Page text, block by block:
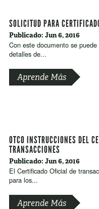
SOLICITUD PARA
Publicado: Jun 6, 2016
Con este documento se
detalles de...
Aprende Más
OTCO INSTRUCCIONES DEL
TRANSACCIONES
Publicado: Jun 6, 2016
El Certificado Oficial de
para los...
Aprende Más